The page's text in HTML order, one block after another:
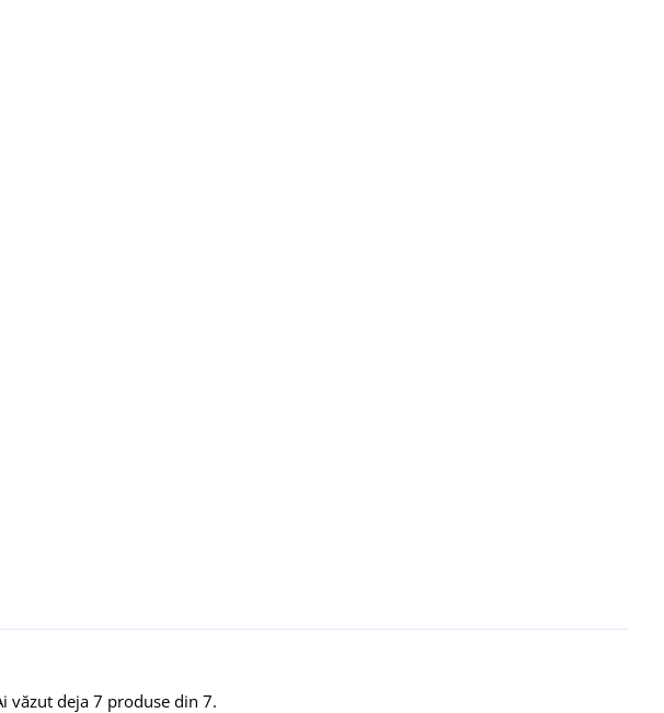
văzut deja 7 produse din 7.